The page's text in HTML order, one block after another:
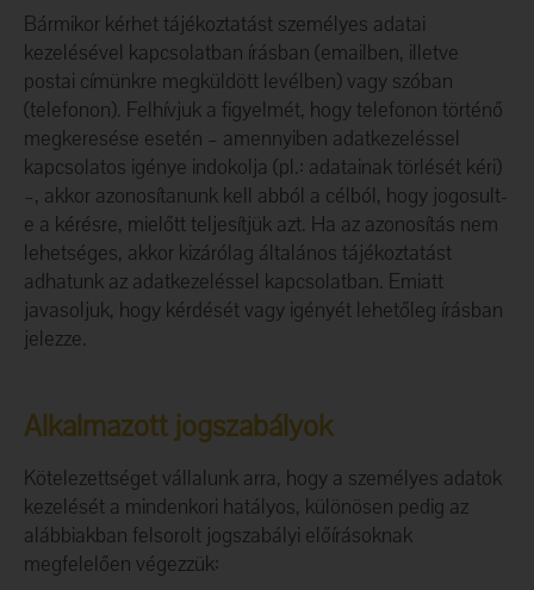
Bármikor kérhet tájékoztatást személyes adatai
kezelésével kapcsolatban írásban (emailben, illetve
postai címünkre megküldött levélben) vagy szóban
(telefonon). Felhívjuk a figyelmét, hogy telefonon történő
megkeresése esetén – amennyiben adatkezeléssel
kapcsolatos igénye indokolja (pl.: adatainak törlését kéri)
–, akkor azonosítanunk kell abból a célból, hogy jogosult-
e a kérésre, mielőtt teljesítjük azt. Ha az azonosítás nem
lehetséges, akkor kizárólag általános tájékoztatást
adhatunk az adatkezeléssel kapcsolatban. Emiatt
javasoljuk, hogy kérdését vagy igényét lehetőleg írásban
jelezze.
Alkalmazott jogszabályok
Kötelezettséget vállalunk arra, hogy a személyes adatok
kezelését a mindenkori hatályos, különösen pedig az
alábbiakban felsorolt jogszabályi előírásoknak
megfelelően végezzük: